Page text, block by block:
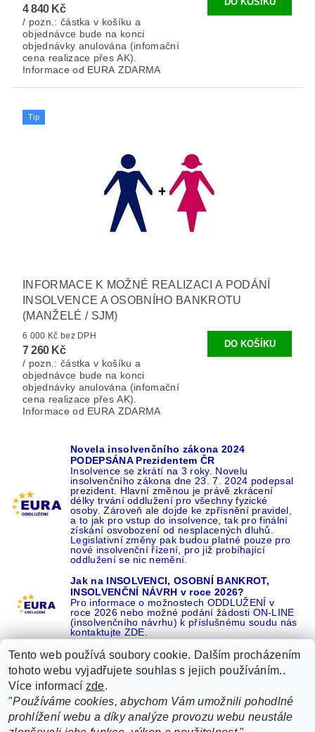
4 840 Kč
/ pozn.: částka v košíku a
objednávce bude na konci
objednávky anulována (infomační
cena realizace přes AK).
Informace od EURA ZDARMA
Tip
INFORMACE K MOŽNÉ REALIZACI A PODÁNÍ
INSOLVENCE A OSOBNÍHO BANKROTU
(MANŽELÉ / SJM)
6 000 Kč bez DPH
7 260 Kč
/ pozn.: částka v košíku a
objednávce bude na konci
objednávky anulována (infomační
cena realizace přes AK).
Informace od EURA ZDARMA
Novela insolvenčního zákona 2024
PODEPSÁNA Prezidentem ČR
Insolvence se zkrátí na 3 roky. Novelu
insolvenčního zákona dne 23. 7. 2024 podepsal
prezident. Hlavní změnou je právě zkrácení
délky trvání oddlužení pro všechny fyzické
osoby. Zároveň ale dojde ke zpřísnění pravidel,
a to jak pro vstup do insolvence, tak pro finální
získání osvobození od nesplacených dluhů.
Legislativní změny pak budou platné pouze pro
nové insolvenční řízení, pro již probíhající
oddlužení se nic nemění.
Jak na INSOLVENCI, OSOBNÍ BANKROT,
INSOLVENČNÍ NÁVRH v roce 2026?
Pro informace o možnostech ODDLUŽENÍ v
roce 2026 nebo možné podání žádosti ON-LINE
(insolvenčního návrhu) k příslušnému soudu nás
kontaktujte ZDE.
Recenze o NÁS na GOOGLE 16 let REFERENCÍ v celé ČR |
Recenze o NÁS na SEZNAMU |
ŽÁDEJTE život BEZ DLUHŮ nebo EXEKUCÍ ZDE
Tento web používá soubory cookie. Dalším procházením
tohoto webu vyjadřujete souhlas s jejich používáním..
Více informací zde.
"Používáme cookies, abychom Vám umožnili pohodlné
prohlížení webu a díky analýze provozu webu neustále